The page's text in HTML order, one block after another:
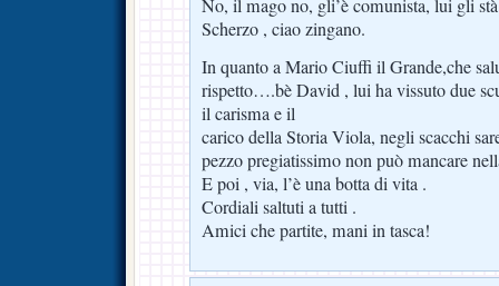
No, il mago no, gli’è comunista, lui gli
Scherzo , ciao zingano.
In quanto a Mario Ciuffi il Grande,che
rispetto….bè David , lui ha vissuto due
il carisma e il
carico della Storia Viola, negli scacchi
pezzo pregiatissimo non può mancare
E poi , via, l’è una botta di vita .
Cordiali saltuti a tutti .
Amici che partite, mani in tasca!